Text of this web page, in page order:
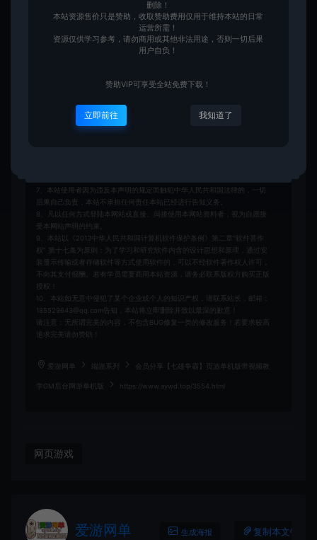
本站内容均为虚拟内容，赞助后无法召回，顾不支持退换！避免纠纷耽误时
间！介意勿赞助！
1、爱游网单所有网单资源来源于网络，仅供学习交流之用。切勿用于商业
站资源参与商业和非法行为，请在24小时之内自行删除！
4、本站会员只是赞助，赞助费用仅维持本站的日常运营开支所需！若您需
要商业运营或用于其他商业活动，请您购买正版授权并合法使用！
7、本站使用者因为违反本声明的规定而触犯中华人民共和国法律的，一切
后果自己负责，本站不承担任何责任本站已经进行告知义务。
8、凡以任何方式登陆本网站或直接、间接使用本网站资料者，视为自愿接
受本网站声明的约束。
9、本站以《2013中华人民共和国计算机软件保护条例》第二章"软件菩作
权” 第十七条为原则：为了学习和研究软件内含的设计思想和原理，通过安
装显示传输或者存储软件等方式使用软件的，可以不经软件著作权人许可，
不向其支付报酬。若有学员需要商用本站资源，请务必联系版权方购买正版
授权！
10、本站如无意中侵犯了某个企业或个人的知识产权，请联系站长，邮箱：
185529643@qq.com告知，本站将立即删除并致以最深的歉意！
请注意：无所谓完美的内容，不包含BUG修复一类的修改服务！若要求较高
追求完美请勿赞助！
爱游网单 端游系列 会员分享【七雄争霸】页游单机版带视频教
学GM后台网游单机版 https://www.aywd.top/3554.html
网页游戏
爱游网单 生成海报 复制本文链接
删除！
本站资源售价只是赞助，收取赞助费用仅用于维持本站的日常
运营所需！
资源仅供学习参考，请勿商用或其他非法用途，否则一切后果
用户自负！
赞助VIP可享受全站免费下载！
立即前往 我知道了